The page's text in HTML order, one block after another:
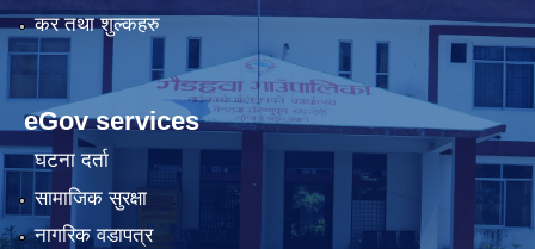
कर तथा शुल्कहरु
eGov services
घटना दर्ता
सामाजिक सुरक्षा
नागरिक वडापत्र